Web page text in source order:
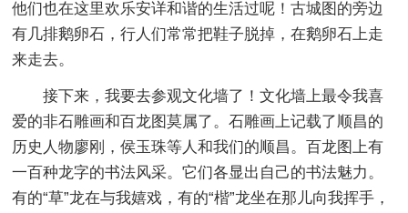
他们也在这里欢乐安详和谐的生活过呢！古城图的旁边
有几排鹅卵石，行人们常常把鞋子脱掉，在鹅卵石上走
来走去。
接下来，我要去参观文化墙了！文化墙上最令我喜
爱的非石雕画和百龙图莫属了。石雕画上记载了顺昌的
历史人物廖刚，侯玉珠等人和我们的顺昌。百龙图上有
一百种龙字的书法风采。它们各显出自己的书法魅力。
有的“草”龙在与我嬉戏，有的“楷”龙坐在那儿向我挥手，